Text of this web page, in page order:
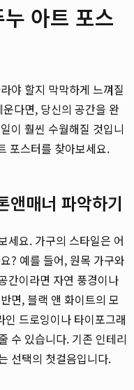
아트 포스
야 할지 막막하게 느껴질
다면, 당신의 공간을 완
이 훨씬 수월해질 것입니
포스터를 찾아보세요.
앤매너 파악하기
세요. 가구의 스타일은 어
? 예를 들어, 원목 가구와
간이라면 자연 풍경이나
면, 블랙 앤 화이트의 모
드로잉이나 타이포그래
수 있습니다. 기존 인테리
선택의 첫걸음입니다.